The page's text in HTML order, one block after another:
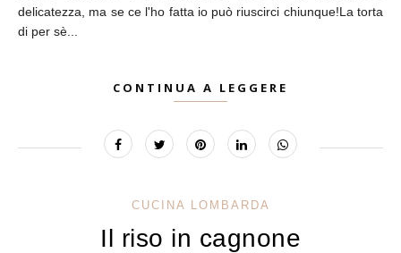
delicatezza, ma se ce l'ho fatta io può riuscirci chiunque!La torta
di per sè...
CONTINUA A LEGGERE
CUCINA LOMBARDA
Il riso in cagnone